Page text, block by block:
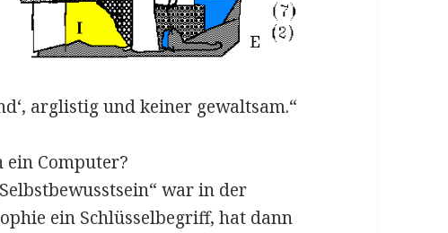
arglistig und keiner gewaltsam.“
ein Computer?
war in der
ein Schlüsselbegriff, hat dann